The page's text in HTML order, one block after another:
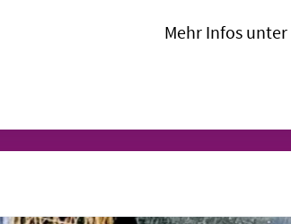
Mehr Infos unter